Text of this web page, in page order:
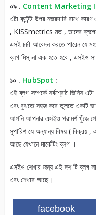
০৯ . Content Marketing
এটা কন্টেন্ট উপর নজরদারি রাখে
, KISSmetrics মত , তাদের
এসই চর্চা আবেদন করতে পারেন যে
ব্লগ ​​মিস্ না এক হতে হবে , এসইও
১০ . HubSpot :
এই ব্লগ ​​সম্পর্কে সর্বশ্রেষ্ঠ জিনিস
এবং বুঝতে সহজ করে তুলতে একটি
আপনি আপনার এসইও পরামর্শ খুঁজে
সুপারিশ যে অন্যান্য বিষয় ( বিক্রয়
আছে যেখানে মার্কেটিং ব্লগ ​​।
এসইও শেখার জন্য এই দশ টি ব্লগ
এবং শেখার আছে।
facebook